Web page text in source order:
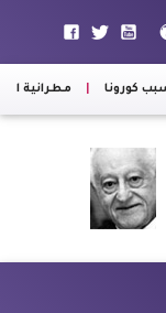
كورونا مطرانية